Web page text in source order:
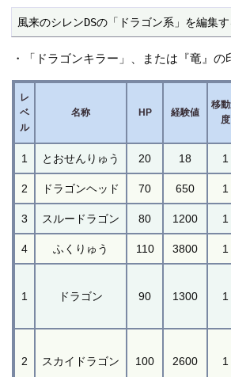
風来のシレンDSの「ドラゴン系」を編集す
・「ドラゴンキラー」、または『竜』の
レ
ベ
ル
名称 HP 経験値
移
度
1 とおせんりゅう 20 18 1
2 ドラゴンヘッド 70 650 1
3 スルードラゴン 80 1200 1
4 ふくりゅう 110 3800 1
1 ドラゴン 90 1300 1
2 スカイドラゴン 100 2600 1